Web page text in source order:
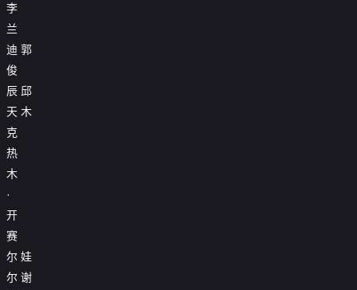
李
兰
迪 郭
俊
辰 邱
天 木
克
热
木
·
开
赛
尔 娃
尔 谢